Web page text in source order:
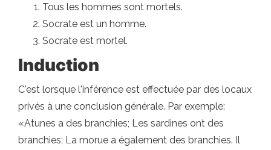
Tous les hommes sont mortels.
Socrate est un homme.
Socrate est mortel.
Induction
C'est lorsque l'inférence est effectuée par des locaux
privés à une conclusion générale. Par exemple:
«Atunes a des branchies; Les sardines ont des
branchies; La morue a également des branchies. Il